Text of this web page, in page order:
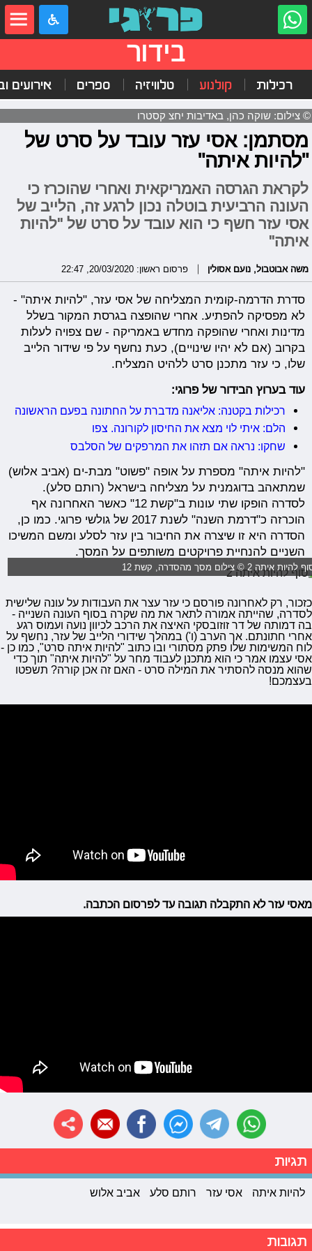
בידור
רכילות קולנוע טלוויזיה ספרים אירועים
© צילום: שוקה כהן, באדיבות יחצ קסטרו
מסתמן: אסי עזר עובד על סרט של
"להיות איתה"
לקראת הגרסה האמריקאית ואחרי שהוכרז כי
העונה הרביעית בוטלה נכון לרגע זה, הלייב של
אסי עזר חשף כי הוא עובד על סרט של "להיות
איתה"
משה אבוטבול, נועם אסולין פרסום ראשון: 20/03/2020, 22:47
סדרת הדרמה-קומית המצליחה של אסי עזר, "להיות איתה" -
לא מפסיקה להפתיע. אחרי שהופצה בגרסת המקור בשלל
מדינות ואחרי שהופקה מחדש באמריקה - שם צפויה לעלות
בקרוב (אם לא יהיו שינויים), כעת נחשף על פי שידור הלייב
שלו, כי עזר מתכנן סרט ללהיט המצליח.
עוד בערוץ הבידור של פרוגי:
רכילות בקטנה: אליאנה מדברת על החתונה בפעם הראשונה
הלם: איתי לוי מצא את החיסון לקורונה. צפו
שחקו: נראה אם תזהו את המרפקים של הסלבס
"להיות איתה" מספרת על אופה "פשוט" מבת-ים (אביב אלוש)
שמתאהב בדוגמנית על מצליחה בישראל (רותם סלע).
לסדרה הופקו שתי עונות ב"קשת 12" כאשר האחרונה אף
הוכרזה כ"דרמת השנה" לשנת 2017 של גולשי פרוגי. כמו כן,
הסדרה היא זו שיצרה את החיבור בין עזר לסלע ומשם המשיכו
השניים להנחיית פרויקטים משותפים על המסך.
להיות איתה 2 © צילום מסך מהסדרה, קשת 12
כזכור, רק לאחרונה פורסם כי עזר עצר את העבודות על עונה שלישית
לסדרה, שהייתה אמורה לתאר את מה שקרה בסוף העונה השנייה -
בה דמותה של דר זוזובסקי האיצה את הרכב לכיוון נועה ועמוס רגע
אחרי חתונתם. אך הערב (ו') במהלך שידורי הלייב של עזר, נחשף על
לוח המשימות שלו פתק מסתורי ובו כתוב "להיות איתה סרט", כמו כן -
אסי עצמו אמר כי הוא מתכנן לעבוד מחר על "להיות איתה" תוך כדי
שהוא מנסה להסתיר את המילה סרט - האם זה אכן קורה? תשפטו
בעצמכם!
מאסי עזר לא התקבלה תגובה עד לפרסום הכתבה.
תגיות
להיות איתה אסי עזר רותם סלע אביב אלוש
תגובות